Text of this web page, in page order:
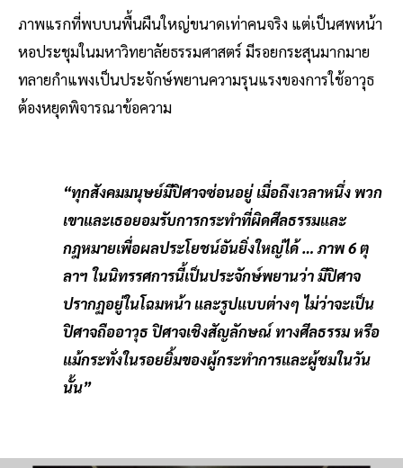
ภาพแรกที่พบบนพื้นผืนใหญ่ขนาดเท่าคนจริง แต่เป็นศพหน้า
หอประชุมในมหาวิทยาลัยธรรมศาสตร์ มีรอยกระสุนมากมาย
ทลายกำแพงเป็นประจักษ์พยานความรุนแรงของการใช้อาวุธ
ต้องหยุดพิจารณาข้อความ
“ทุกสังคมมนุษย์มีปิศาจซ่อนอยู่ เมื่อถึงเวลาหนึ่ง พวก
เขาและเธอยอมรับการกระทำที่ผิดศีลธรรมและ
กฎหมายเพื่อผลประโยชน์อันยิ่งใหญ่ได้ … ภาพ 6 ตุ
ลาฯ ในนิทรรศการนี้เป็นประจักษ์พยานว่า มีปิศาจ
ปรากฏอยู่ในโฉมหน้า และรูปแบบต่างๆ ไม่ว่าจะเป็น
ปิศาจถืออาวุธ ปิศาจเชิงสัญลักษณ์ ทางศีลธรรม หรือ
แม้กระทั่งในรอยยิ้มของผู้กระทำการและผู้ชมในวัน
นั้น”